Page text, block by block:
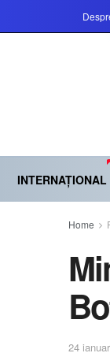
INTERNAȚIONAL
Home
24